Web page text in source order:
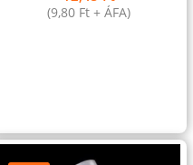
(9,80 Ft+ ÁFA)